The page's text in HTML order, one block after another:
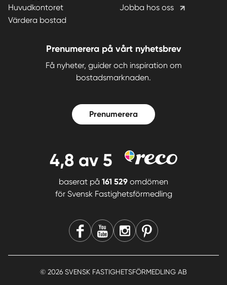
Huvudkontoret
Värdera bostad
Jobba hos oss
Prenumerera på vårt nyhetsbrev
Få nyheter, guider och inspiration om
bostadsmarknaden.
Prenumerera
4,8 av 5
baserat på 161 529 omdömen
för Svensk Fastighetsförmedling
© 2026 SVENSK FASTIGHETSFÖRMEDLING AB